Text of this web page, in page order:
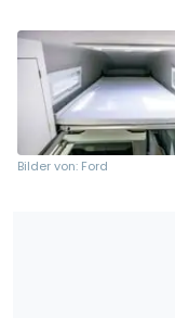
Bilder von: Ford